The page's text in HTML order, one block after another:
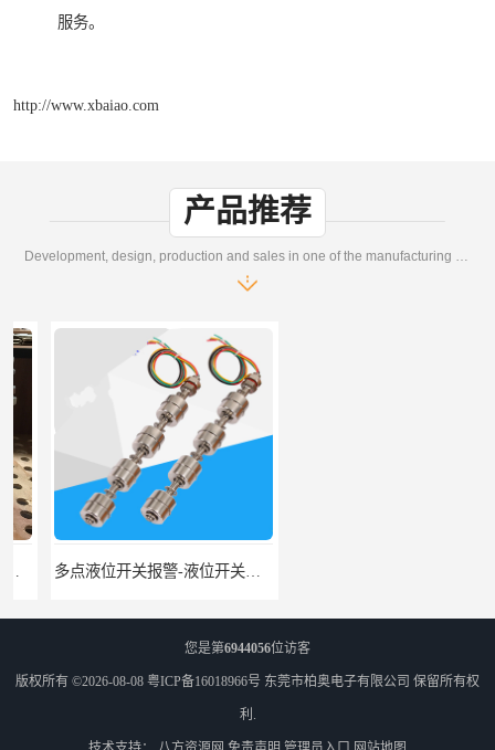
服务。
http://www.xbaiao.com
产品推荐
多点液位开关报警-液位开关公司-柏奥
您是第6944056位访客
版权所有 ©2026-08-08 粤ICP备16018966号 东莞市柏奥电子有限公司 保留所有权
利.